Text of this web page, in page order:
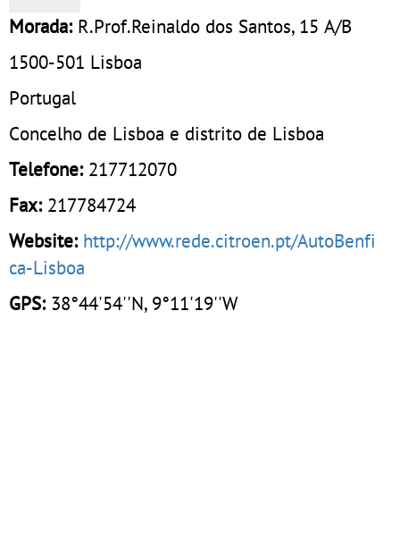
Morada: R.Prof.Reinaldo dos Santos, 15 A/B
1500-501 Lisboa
Portugal
Concelho de Lisboa e distrito de Lisboa
Telefone: 217712070
Fax: 217784724
Website: http://www.rede.citroen.pt/AutoBenfi
ca-Lisboa
GPS:38°44'54''N, 9°11'19''W